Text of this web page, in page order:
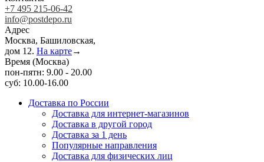
+7 495 215-06-42
info@postdepo.ru
Адрес
Москва, Башиловская,
дом 12. На карте→
Время (Москва)
пон-пятн: 9.00 - 20.00
суб: 10.00-16.00
Доставка по России
Доставка для интернет-магазинов
Доставка в другой город
Доставка за 1 день
Популярные направления
Доставка для физических лиц